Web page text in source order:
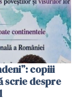
copiii
scrie despre